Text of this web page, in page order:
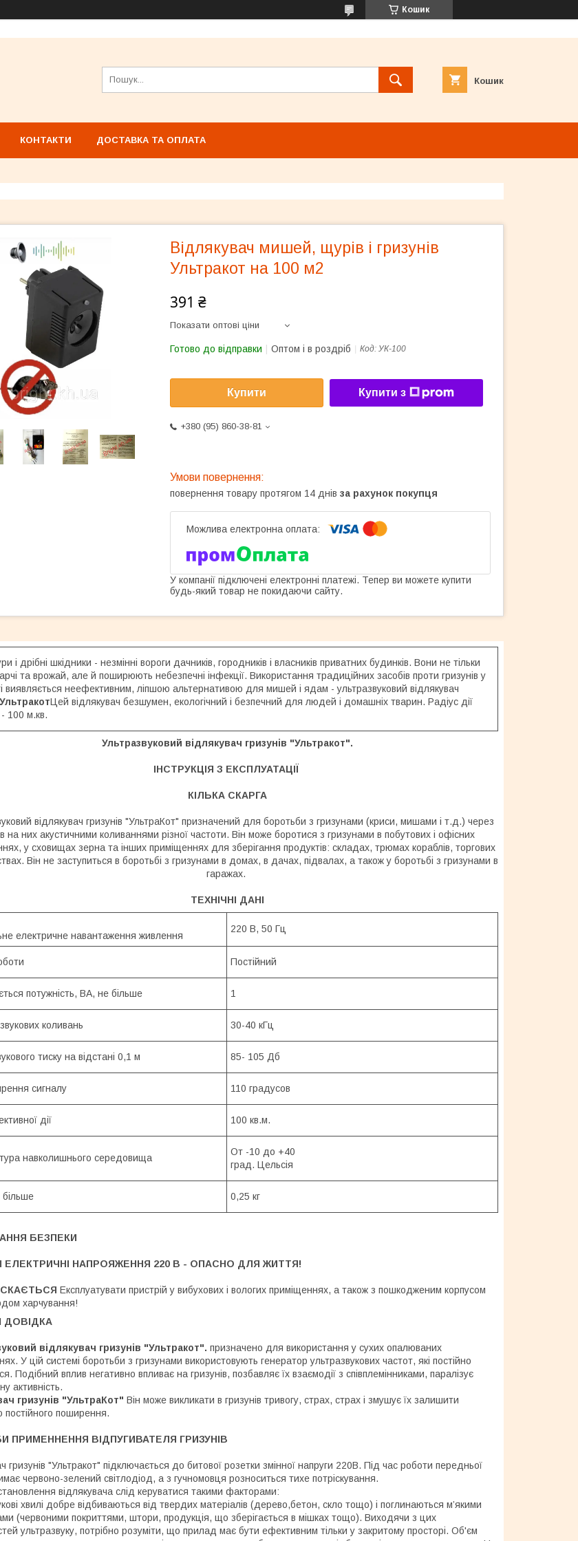
Кошик
Кошик
КОНТАКТИ ДОСТАВКА ТА ОПЛАТА
Відлякувач мишей, щурів і гризунів
Ультракот на 100 м2
391 ₴
Показати оптові ціни
Готово до відправки Оптом і в роздріб Код: УК-100
Купити Купити з
+380 (95) 860-38-81
повернення товару протягом 14 днів за рахунок покупця
У компанії підключені електронні платежі. Тепер ви можете купити
будь-який товар не покидаючи сайту.
і дрібні шкідники - незмінні вороги дачників, городників і власників приватних будинків. Вони не тільки
та врожай, але й поширюють небезпечні інфекції. Використання традиційних засобів проти гризунів у
виявляється неефективним, ліпшою альтернативою для мишей і ядам - ультразвуковий відлякувач
УльтракотЦей відлякувач безшумен, екологічний і безпечний для людей і домашніх тварин. Радіус дії
100 м.кв.
Ультразвуковий відлякувач гризунів "Ультракот".
ІНСТРУКЦІЯ З ЕКСПЛУАТАЦІЇ
КІЛЬКА СКАРГА
відлякувач гризунів "УльтраКот" призначений для боротьби з гризунами (криси, мишами і т.д.) через
на них акустичними коливаннями різної частоти. Він може боротися з гризунами в побутових і офісних
у сховищах зерна та інших приміщеннях для зберігання продуктів: складах, трюмах кораблів, торгових
Він не заступиться в боротьбі з гризунами в домах, в дачах, підвалах, а також у боротьбі з гризунами в
гаражах.
ТЕХНІЧНІ ДАНІ
електричне навантаження живлення
220 В, 50 Гц
Постійний
потужність, ВА, не більше 1
коливань 30-40 кГц
тиску на відстані 0,1 м 85- 105 Дб
сигналу 110 градусов
дії 100 кв.м.
навколишнього середовища
От -10 до +40
град. Цельсія
0,25 кг
БЕЗПЕКИ
ЕЛЕКТРИЧНІ НАПРОЯЖЕННЯ 220 В - ОПАСНО ДЛЯ ЖИТТЯ!
Експлуатувати пристрій у вибухових і вологих приміщеннях, а також з пошкодженим корпусом
харчування!
ДОВІДКА
відлякувач гризунів "Ультракот". призначено для використання у сухих опалюваних
У цій системі боротьби з гризунами використовують генератор ультразвукових частот, які постійно
Подібний вплив негативно впливає на гризунів, позбавляє їх взаємодії з співплемінниками, паралізує
активність.
гризунів "УльтраКот" Він може викликати в гризунів тривогу, страх, страх і змушує їх залишити
постійного поширення.
ПРИМЕННЕННЯ ВІДПУГИВАТЕЛЯ ГРИЗУНІВ
гризунів "Ультракот" підключається до битової розетки змінної напруги 220В. Під час роботи передньої
червоно-зелений світлодіод, а з гучномовця розноситься тихе потріскування.
відлякувача слід керуватися такими факторами:
хвилі добре відбиваються від твердих матеріалів (дерево,бетон, скло тощо) і поглинаються м’якими
(червоними покриттями, штори, продукція, що зберігається в мішках тощо). Виходячи з цих
ультразвуку, потрібно розуміти, що прилад має бути ефективним тільки у закритому просторі. Об'єм